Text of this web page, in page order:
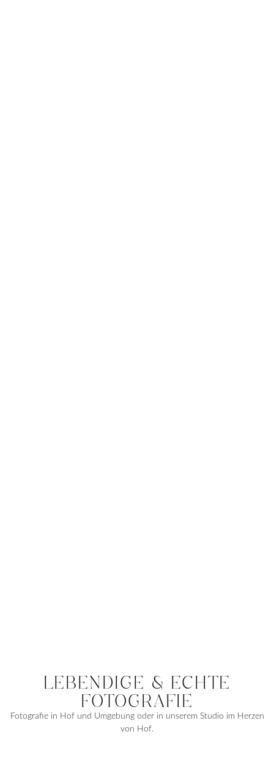
LEBENDIGE & ECHTE
FOTOGRAFIE
Fotografie in Hof und Umgebung oder in unserem Studio im Herzen
von Hof.